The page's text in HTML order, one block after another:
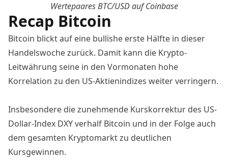
WertepaaresBTC/USD auf Coinbase
Recap Bitcoin
Bitcoin blickt auf eine bullishe erste Hälfte in dieser
Handelswoche zurück. Damit kann die Krypto-
Leitwährung seine in den Vormonaten hohe
Korrelation zu den US-Aktienindizes weiter verringern.
Insbesondere die zunehmende Kurskorrektur des US-
Dollar-Index DXY verhalf Bitcoin und in der Folge auch
dem gesamten Kryptomarkt zu deutlichen
Kursgewinnen.